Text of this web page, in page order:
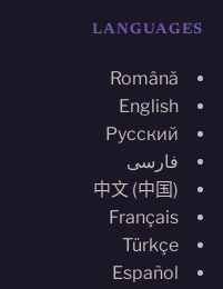
LANGUAGES
Română
English
Русский
فارسی
中文 (中国)
Français
Türkçe
Español